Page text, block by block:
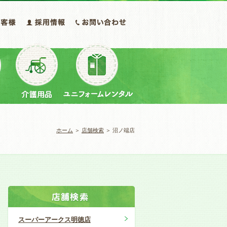
ホーム ＞ 店舗検索 ＞ 沼ノ端店
スーパーアークス明徳店